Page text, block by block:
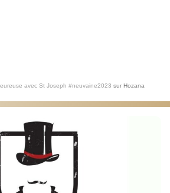
avec St Joseph #neuvaine2023 sur Hozana